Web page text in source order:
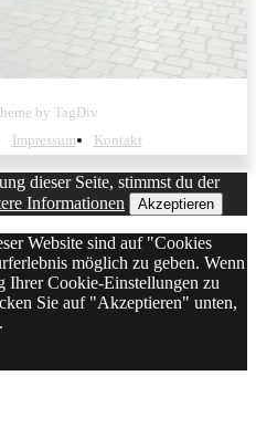
by TagDiv
Impressum Kontakt
dieser Seite, stimmst du der
Informationen Akzeptieren
Website sind auf "Cookies
möglich zu geben. Wenn
Ihrer Cookie-Einstellungen zu
Sie auf "Akzeptieren" unten,